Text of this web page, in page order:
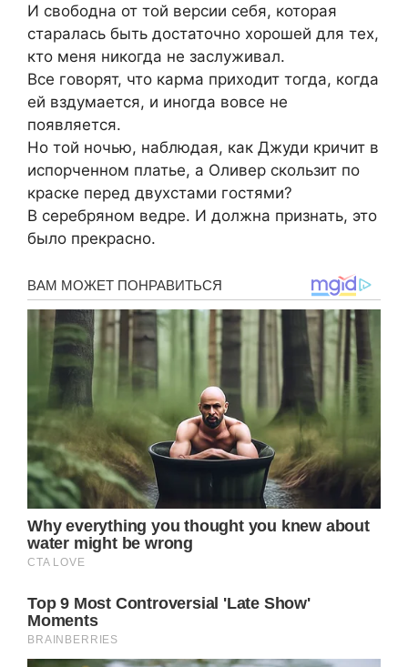
И свободна от той версии себя, которая
старалась быть достаточно хорошей для тех,
кто меня никогда не заслуживал.
Все говорят, что карма приходит тогда, когда
ей вздумается, и иногда вовсе не
появляется.
Но той ночью, наблюдая, как Джуди кричит в
испорченном платье, а Оливер скользит по
краске перед двухстами гостями?
В серебряном ведре. И должна признать, это
было прекрасно.